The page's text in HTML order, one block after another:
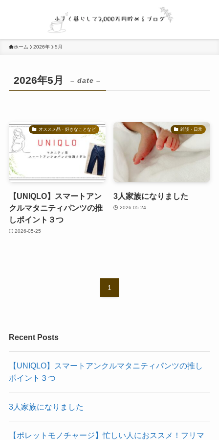
ホーム 2026年 5月
2026年5月 – date –
オススメ品・好きなことなど
【UNIQLO】スマートアン
クルマタニティパンツの推
しポイント３つ
2026-05-25
雑談・日常
3人家族になりました
2026-05-24
1
Recent Posts
【UNIQLO】スマートアンクルマタニティパンツの推し
ポイント３つ
3人家族になりました
【ポレットモノチャージ】忙しい人におススメ！フリマ